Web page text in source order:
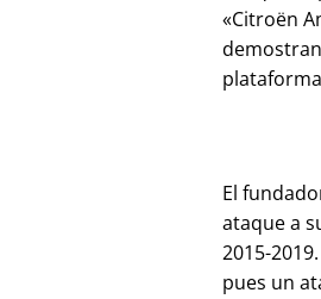
Citroën
El
ataque a
2015-
pues un